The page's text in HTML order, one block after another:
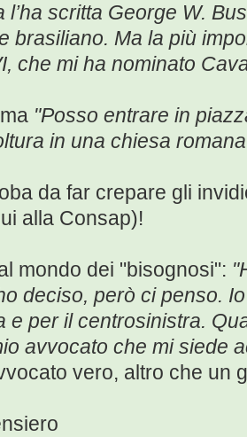
l’ha scritta George W.
brasiliano. Ma la più
che mi ha nominato
"Posso entrare in
in una chiesa
da far crepare gli
alla Consap)!
mondo dei "bisognosi":
deciso, però ci penso.
e per il centrosinistra.
avvocato che mi siede
vero, altro che un